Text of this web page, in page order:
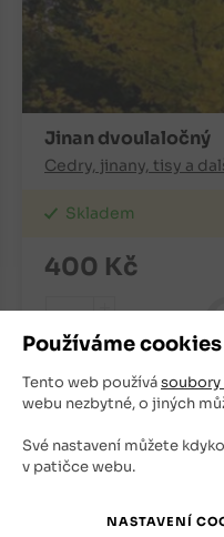
Používáme cookies
Tento web používá
webu nezbytné, o jiných
Své nastavení můžete
v patičce webu.
Jinan dvoulaločný
Cedry, jinany, tisy a
Skladem
400 Kč
-